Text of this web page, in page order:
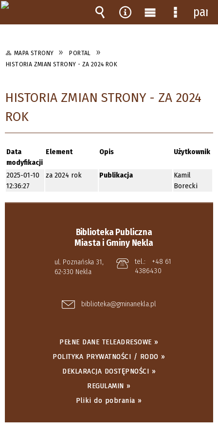
MAPA STRONY
PORTAL
HISTORIA ZMIAN STRONY - ZA 2024 ROK
HISTORIA ZMIAN STRONY - ZA 2024
ROK
Data
modyfikacji
Element Opis Użytkownik
2025-01-10
12:36:27
za 2024 rok Publikacja
Kamil
Borecki
Biblioteka Publiczna
Miasta i Gminy Nekla
ul. Poznańska 31,
62-330 Nekla
tel.:
+48 61
4386430
biblioteka@gminanekla.pl
PEŁNE DANE TELEADRESOWE »
POLITYKA PRYWATNOŚCI / RODO »
DEKLARACJA DOSTĘPNOŚCI »
REGULAMIN »
Pliki do pobrania »
Wyszukiwarka
Narzędzia
MenuMenu